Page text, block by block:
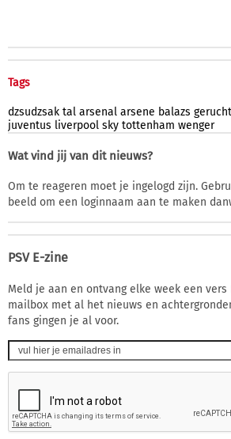
Tags
dzsudzsak tal arsenal arsene balazs
juventus liverpool sky tottenham wenger
Wat vind jij van dit nieuws?
Om te reageren moet je ingelogd zijn.
beeld om een loginnaam aan te maken
PSV E-zine
Meld je aan en ontvang elke week een vers
mailbox met al het nieuws en
fans gingen je al voor.